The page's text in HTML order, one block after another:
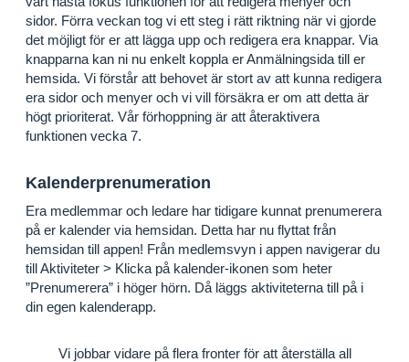
sidor. Förra veckan tog vi ett steg i rätt riktning när vi gjorde
det möjligt för er att lägga upp och redigera era knappar. Via
knapparna kan ni nu enkelt koppla er Anmälningsida till er
hemsida. Vi förstår att behovet är stort av att kunna redigera
era sidor och menyer och vi vill försäkra er om att detta är
högt prioriterat. Vår förhoppning är att återaktivera
funktionen vecka 7.
Kalenderprenumeration
Era medlemmar och ledare har tidigare kunnat prenumerera
på er kalender via hemsidan. Detta har nu flyttat från
hemsidan till appen! Från medlemsvyn i appen navigerar du
till Aktiviteter > Klicka på kalender-ikonen som heter
”Prenumerera” i höger hörn. Då läggs aktiviteterna till på i
din egen kalenderapp.
Vi jobbar vidare på flera fronter för att återställa all